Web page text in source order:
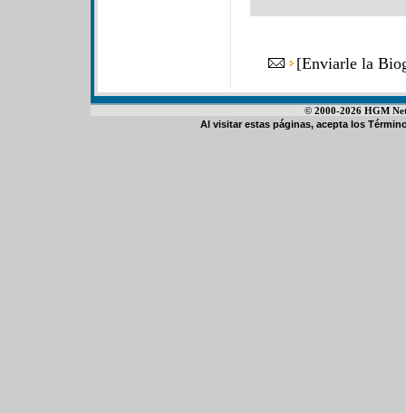
[Enviarle la
© 2000-2026 HGM
Al visitar estas páginas, acepta los